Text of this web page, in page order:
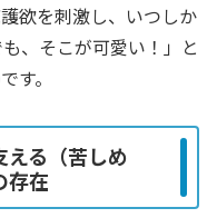
欲を刺激し、いつしか
、そこが可愛い！」と
す。
る（苦しめ
存在